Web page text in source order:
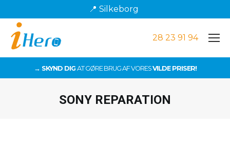
📍 Silkeborg
28 23 91 94
→ SKYND DIG AT GØRE BRUG AF VORESVILDE PRISER!
SONY REPARATION